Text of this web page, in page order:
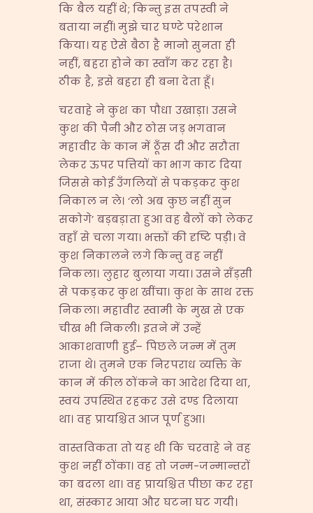
कि बैल यहीं थे; किन्तु इस तपस्वी ने
बताया नहीं। मुझे चार घण्टे परेशान
किया। यह ऐसे बैठा है मानो सुनता ही
नहीं, बहरा होने का स्वाँग कर रहा है।
ठीक है, इसे बहरा ही बना देता हूँ।
चरवाहे ने कुश का पौधा उखाड़ा। उसने
कुश की पैनी और ठोस जड़ भगवान
महावीर के कान में ठूँस दी और सरौता
लेकर ऊपर पत्तियों का भाग काट दिया
जिससे कोई उँगलियों से पकड़कर कुश
निकाल न ले। ‘लो अब कुछ नहीं सुन
सकोगे’ बड़बड़ाता हुआ वह बैलों को लेकर
वहाँ से चला गया। भक्तों की दृष्टि पड़ी। वे
कुश निकालने लगे किन्तु वह नहीं
निकला। लुहार बुलाया गया। उसने सँड़सी
से पकड़कर कुश खींचा। कुश के साथ रक्त
निकला। महावीर स्वामी के मुख से एक
चीख भी निकली। इतने में उन्हें
आकाशवाणी हुई– पिछले जन्म में तुम
राजा थे। तुमने एक निरपराध व्यक्ति के
कान में कील ठोंकने का आदेश दिया था,
स्वयं उपस्थित रहकर उसे दण्ड दिलाया
था। वह प्रायश्चित आज पूर्ण हुआ।
वास्तविकता तो यह थी कि चरवाहे ने वह
कुश नहीं ठोंका। वह तो जन्म-जन्मान्तरों
का बदला था। वह प्रायश्चित पीछा कर रहा
था, संस्कार आया और घटना घट गयी।